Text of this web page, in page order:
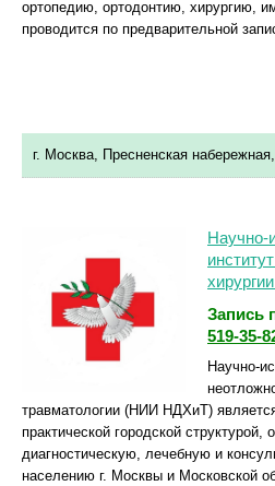
ортопедию, ортодонтию, хирургию,
проводится по предварительной
г. Москва, Пресненская
Научно-
Запись
519-35-
Научно-
травматологии (НИИ НДХиТ)
практической городской
диагностическую, лечебную и
населению г. Москвы и Московской